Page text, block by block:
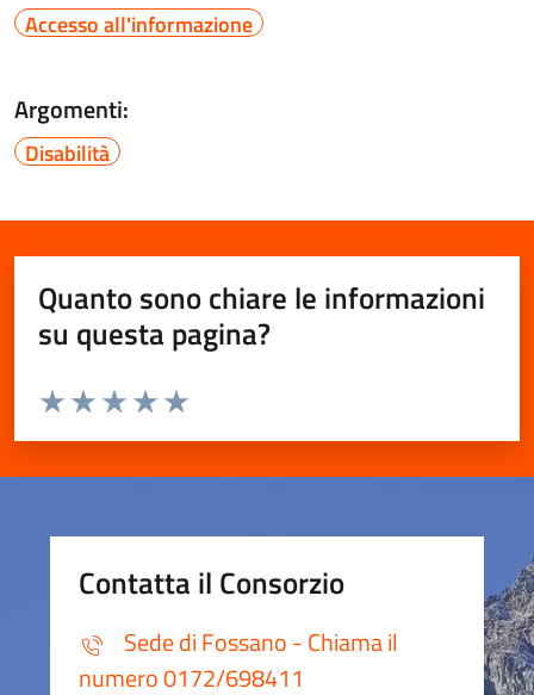
Accesso all'informazione
Argomenti:
Disabilità
Quanto sono chiare le informazioni
su questa pagina?
Valuta da 1 a 5 stelle la pagina
Valuta 5 stelle su 5
Valuta 4 stelle su 5
Valuta 3 stelle su 5
Valuta 2 stelle su 5
Valuta 1 stelle su 5
Contatta il Consorzio
Sede di Fossano - Chiama il
numero 0172/698411